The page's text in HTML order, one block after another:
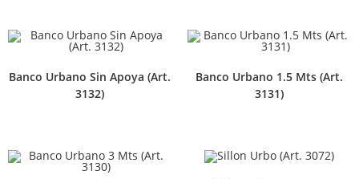
Banco Urbano Sin Apoya (Art.
3132)
Banco Urbano 1.5 Mts (Art.
3131)